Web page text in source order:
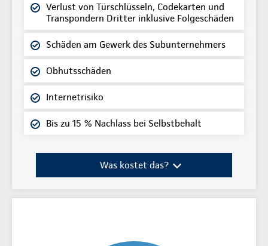
Verlust von Türschlüsseln, Codekarten und
Transpondern Dritter inklusive Folgeschäden
Schäden am Gewerk des Subunternehmers
Obhutsschäden
Internetrisiko
Bis zu 15 % Nachlass bei Selbstbehalt
Was kostet das?